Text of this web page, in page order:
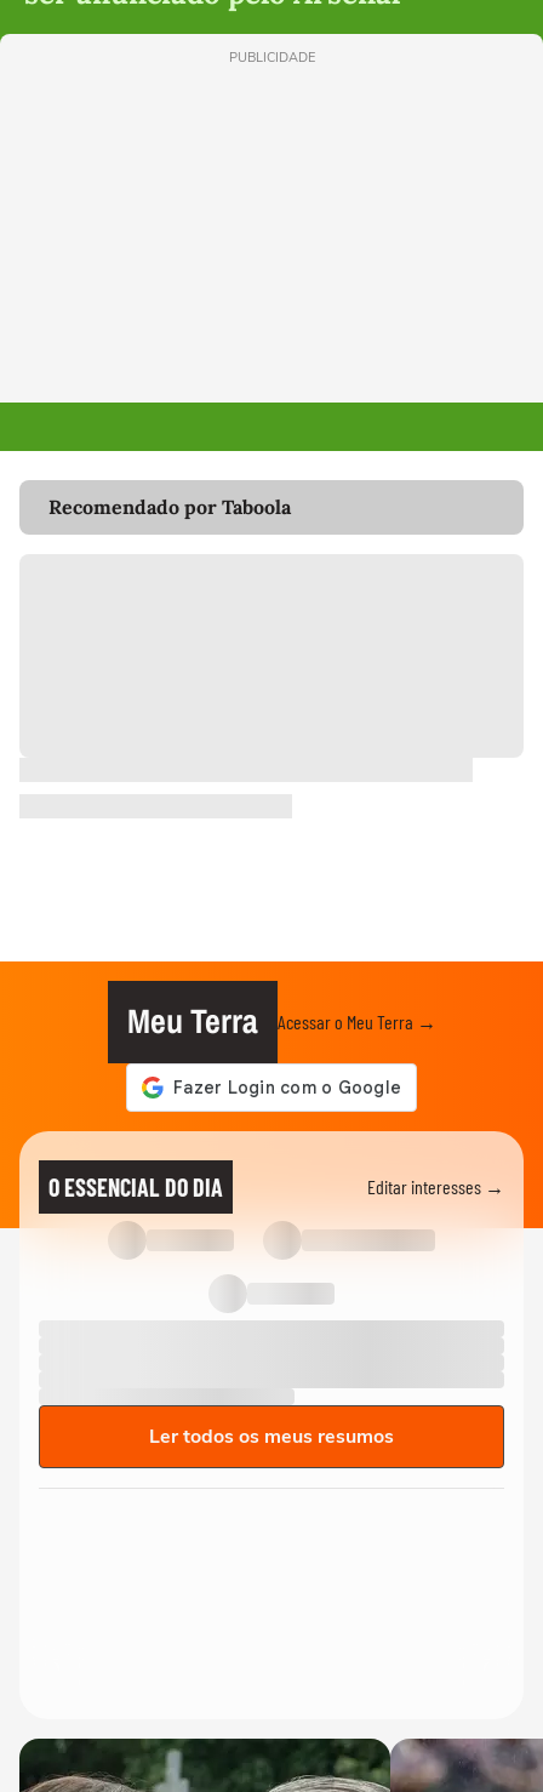
PUBLICIDADE
Recomendado por Taboola
Meu Terra Acessar o Meu Terra →
O ESSENCIAL DO DIA Editar interesses →
Ler todos os meus resumos